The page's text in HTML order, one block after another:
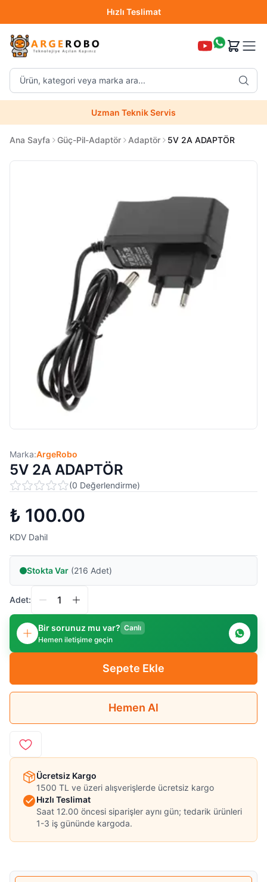
Hızlı Teslimat
Ürün, kategori veya marka ara...
Uzman Teknik Servis
Ana Sayfa Güç-Pil-Adaptör Adaptör 5V 2A ADAPTÖR
Marka:ArgeRobo
5V 2A ADAPTÖR
(0 Değerlendirme)
₺ 100.00
KDV Dahil
Stokta Var (216 Adet)
Adet:
Bir sorunuz mu var? Canlı
Hemen iletişime geçin
Sepete Ekle
Hemen Al
Ücretsiz Kargo
1500 TL ve üzeri alışverişlerde ücretsiz kargo
Hızlı Teslimat
Saat 12.00 öncesi siparişler aynı gün; tedarik ürünleri
1-3 iş gününde kargoda.